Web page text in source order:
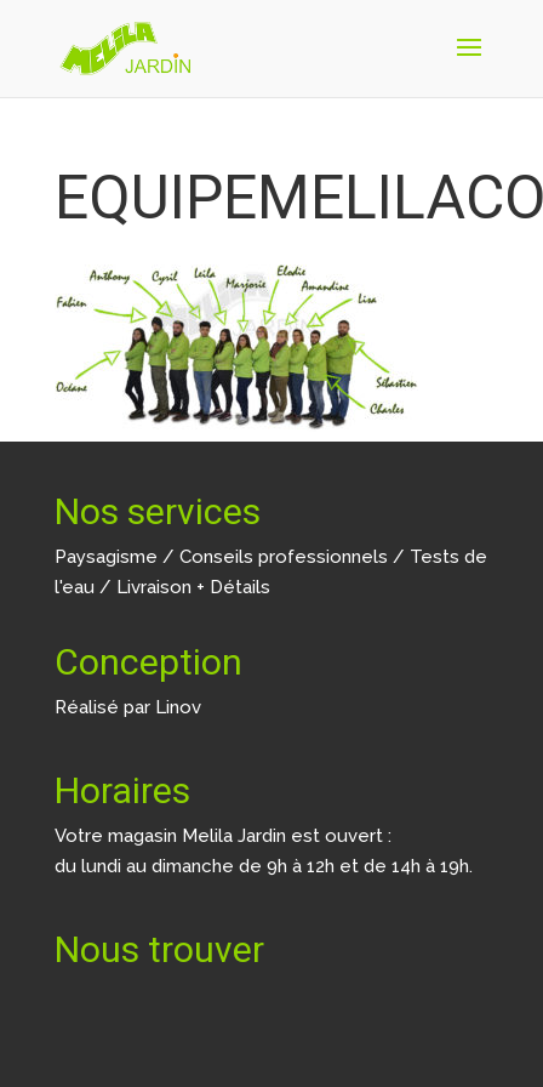
Nos services
Paysagisme / Conseils professionnels / Tests de
l'eau / Livraison + Détails
Conception
Réalisé par Linov
Horaires
Votre magasin Melila Jardin est ouvert :
du lundi au dimanche de 9h à 12h et de 14h à 19h.
Nous trouver